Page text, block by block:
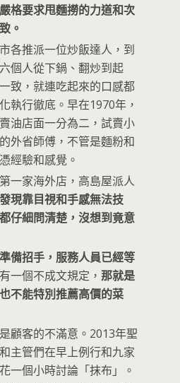
嚴格要求甩麵撈的力道和次
。
各推派一位炒飯達人，到
個人從下鍋、翻炒到起
致，就連吃起來的口感都
執行徹底。早在1970年，
油店面一分為二，試賣小
外省師傅，不管是麵粉和
經驗和感覺。
一家海外店，高島屋派人
現靠目視和手感無法技
仔細問清楚，沒想到竟意
備招手，服務人員已經等
一個不成文規定，那就是
不能特別推薦高價的菜
顧客的不滿意。2013年聖
主管們在早上例行和九家
一個小時討論「抹布」。